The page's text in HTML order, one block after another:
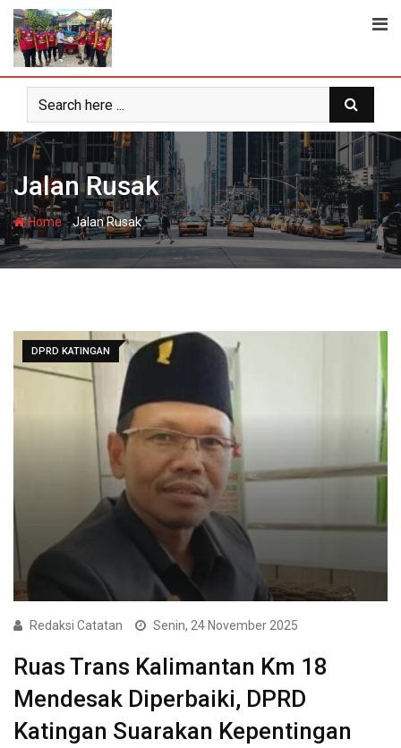
Skip
content
Jalan Rusak
Home-Jalan Rusak
DPRD KATINGAN
Redaksi Catatan Senin, 24 November 2025
Ruas Trans Kalimantan Km 18
Mendesak Diperbaiki, DPRD
Katingan Suarakan Kepentingan